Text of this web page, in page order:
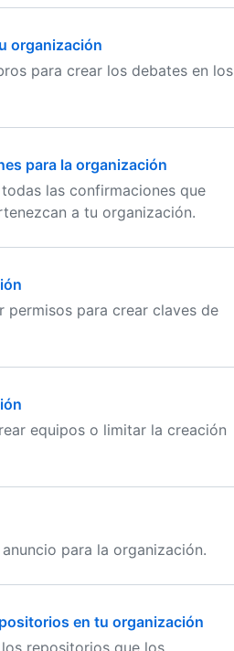
organización
para crear los debates en los
para la organización
las confirmaciones que
a tu organización.
permisos para crear claves de
equipos o limitar la creación
para la organización.
en tu organización
repositorios que los